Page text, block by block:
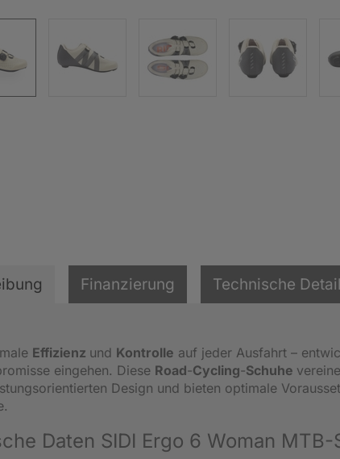
Finanzierung Technische
Effizienz und Kontrolle auf jeder Ausfahrt –
eingehen. Diese Road-Cycling-Schuhe
Design und bieten optimale
Daten SIDI Ergo 6 Woman MTB-